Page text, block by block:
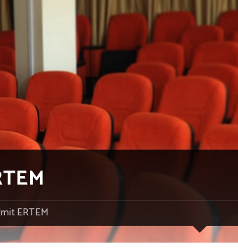
ERTEM